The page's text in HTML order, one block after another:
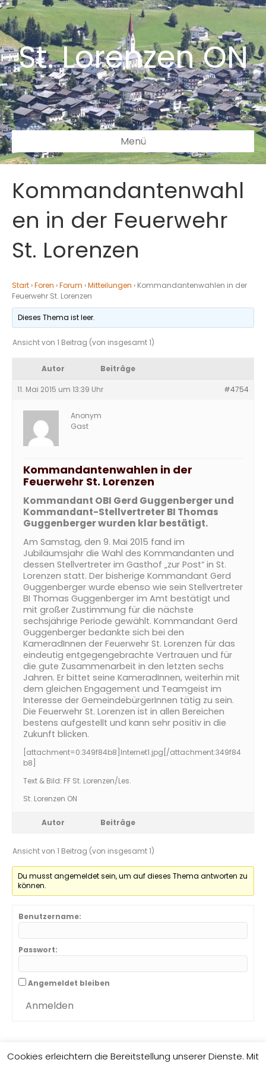
St. Lorenzen ON
Menü
Kommandantenwahl
en in der Feuerwehr
St. Lorenzen
Start ›Foren ›Forum ›Mitteilungen › Kommandantenwahlen in der
Feuerwehr St. Lorenzen
Dieses Thema ist leer.
Ansicht von 1 Beitrag (von insgesamt 1)
Autor Beiträge
11. Mai 2015 um 13:39 Uhr #4754
Anonym
Gast
Kommandantenwahlen in der
Feuerwehr St. Lorenzen
Kommandant OBI Gerd Guggenberger und
Kommandant-Stellvertreter BI Thomas
Guggenberger wurden klar bestätigt.
Am Samstag, den 9. Mai 2015 fand im
Jubiläumsjahr die Wahl des Kommandanten und
dessen Stellvertreter im Gasthof „zur Post“ in St.
Lorenzen statt. Der bisherige Kommandant Gerd
Guggenberger wurde ebenso wie sein Stellvertreter
BI Thomas Guggenberger im Amt bestätigt und
mit großer Zustimmung für die nächste
sechsjährige Periode gewählt. Kommandant Gerd
Guggenberger bedankte sich bei den
KameradInnen der Feuerwehr St. Lorenzen für das
eindeutig entgegengebrachte Vertrauen und für
die gute Zusammenarbeit in den letzten sechs
Jahren. Er bittet seine KameradInnen, weiterhin mit
dem gleichen Engagement und Teamgeist im
Interesse der GemeindebürgerInnen tätig zu sein.
Die Feuerwehr St. Lorenzen ist in allen Bereichen
bestens aufgestellt und kann sehr positiv in die
Zukunft blicken.
[attachment=0:349f84b8] Internet1.jpg [/attachment:349f84
b8]
Text & Bild: FF St. Lorenzen/Les.
St. Lorenzen ON
Autor Beiträge
Ansicht von 1 Beitrag (von insgesamt 1)
Du musst angemeldet sein, um auf dieses Thema antworten zu
können.
Benutzername:
Passwort:
Angemeldet bleiben
Anmelden
Cookies erleichtern die Bereitstellung unserer Dienste. Mit